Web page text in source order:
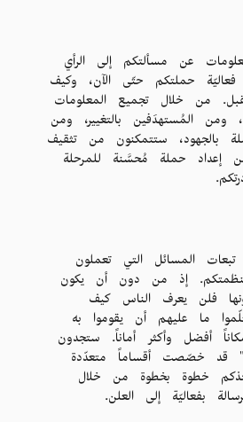
عن مسألتكم إلى الرأي
حملتكم حتّى الآن، وكيف
من خلال تجميع المعلومات
المُستهدَفين بالتغيير، ومن
بالجهود، ستتمكنون من تثقيف
إعداد حملة مُحسَّنة للمرحلة
المسائل التي تعملون
إذ من دون أن يكون
فلن يعرف الناس كيف
ما عليهم أن يقوموا به
أفضل وأكثر أماناً. ستجدون
قد خصّصت أقساماً متعدّدة
خطوة بخطوة من خلال
بفعاليّة إلى العلن.